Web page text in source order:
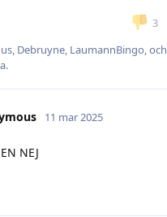
3
, Debruyne, LaumannBingo, och
11 mar 2025
NEJ